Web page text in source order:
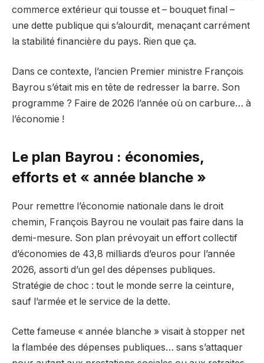
commerce extérieur qui tousse et – bouquet final –
une dette publique qui s’alourdit, menaçant carrément
la stabilité financière du pays. Rien que ça.
Dans ce contexte, l’ancien Premier ministre François
Bayrou s’était mis en tête de redresser la barre. Son
programme ? Faire de 2026 l’année où on carbure… à
l’économie !
Le plan Bayrou : économies,
efforts et « année blanche »
Pour remettre l’économie nationale dans le droit
chemin, François Bayrou ne voulait pas faire dans la
demi-mesure. Son plan prévoyait un effort collectif
d’économies de 43,8 milliards d’euros pour l’année
2026, assorti d’un gel des dépenses publiques.
Stratégie de choc : tout le monde serre la ceinture,
sauf l’armée et le service de la dette.
Cette fameuse « année blanche » visait à stopper net
la flambée des dépenses publiques… sans s’attaquer